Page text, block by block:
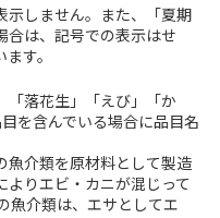
示しません。また、「夏期
合は、記号での表示はせ
す。
「落花生」「えび」「か
を含んでいる場合に品目名
介類を原材料として製造
りエビ・カニが混じって
魚介類は、エサとしてエ